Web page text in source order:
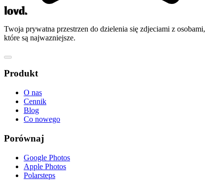
Twoja prywatna przestrzen do dzielenia się zdjeciami z osobami,
które są najwazniejsze.
Produkt
O nas
Cennik
Blog
Co nowego
Porównaj
Google Photos
Apple Photos
Polarsteps